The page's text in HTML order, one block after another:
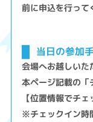
前に申込を行って
当日の参加
会場へお越しいた
本ページ記載の「
【位置情報でチ
※チェックイン時